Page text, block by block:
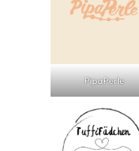
PipaPerle